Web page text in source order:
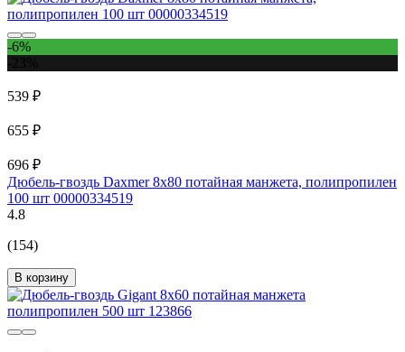
-6%
539 ₽
655 ₽
696 ₽
Дюбель-гвоздь Daxmer 8х80 потайная манжета, полипропилен
100 шт 00000334519
4.8
(154)
В корзину